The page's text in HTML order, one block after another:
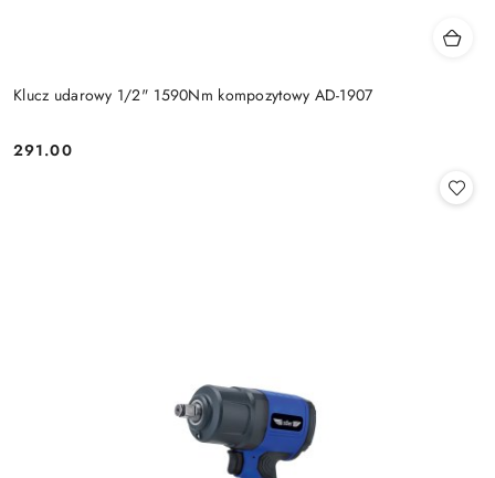
Klucz udarowy 1/2" 1590Nm kompozytowy AD-1907
Cena:
291.00